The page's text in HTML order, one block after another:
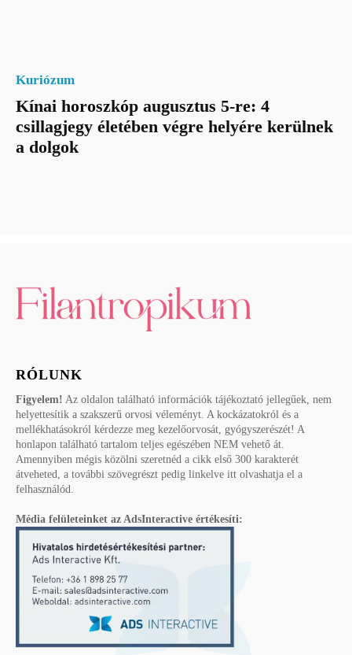
Kuriózum
Kínai horoszkóp augusztus 5-re: 4
csillagjegy életében végre helyére kerülnek
a dolgok
RÓLUNK
Figyelem! Az oldalon található információk tájékoztató jellegűek, nem
helyettesítik a szakszerű orvosi véleményt. A kockázatokról és a
mellékhatásokról kérdezze meg kezelőorvosát, gyógyszerészét! A
honlapon található tartalom teljes egészében NEM vehető át.
Amennyiben mégis közölni szeretnéd a cikk első 300 karakterét
átveheted, a további szövegrészt pedig linkelve itt olvashatja el a
felhasználód.
Média felületeinket az AdsInteractive értékesíti: